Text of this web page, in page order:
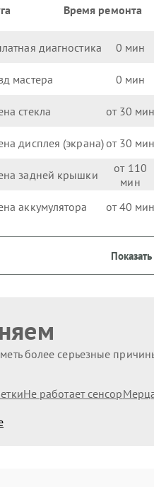
Время ремонта
диагностика 0
мастера 0
стекла 30
дисплея (экрана) 30
задней крышки 110
аккумулятора 40
более серьезные
Не работает сенсор